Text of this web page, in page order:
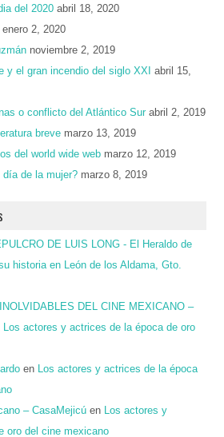
del 2020 abril 18, 2020
enero 2, 2020
noviembre 2, 2019
y el gran incendio del siglo XXI
abril 15,
o conflicto del Atlántico Sur abril 2, 2019
breve marzo 13, 2019
del world wide web marzo 12, 2019
día de la mujer? marzo 8, 2019
DE LUIS LONG - El Heraldo de
historia en León de los Aldama, Gto.
DEL CINE MEXICANO –
Los actores y actrices de la época de oro
en
Los actores y actrices de la época
– CasaMejicú en
Los actores y
oro del cine mexicano